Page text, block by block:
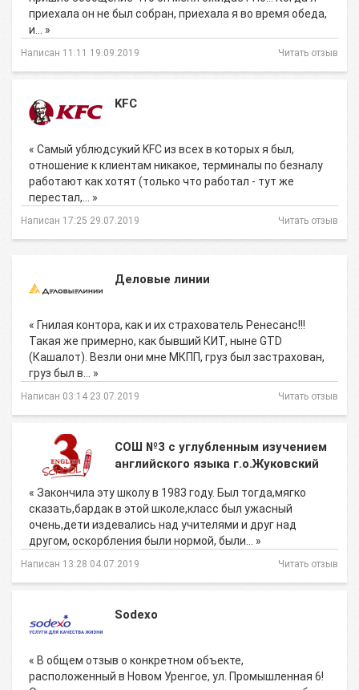
приехала он не был собран, приехала я во время обеда,
и… »
Написан 11:11 19.09.2019 Читать отзыв
KFC
« Самый ублюдсукий KFC из всех в которых я был,
отношение к клиентам никакое, терминалы по безналу
работают как хотят (только что работал - тут же
перестал,… »
Написан 17:25 29.07.2019 Читать отзыв
Деловые линии
« Гнилая контора, как и их страхователь Ренесанс!!!
Такая же примерно, как бывший КИТ, ныне GTD
(Кашалот). Везли они мне МКПП, груз был застрахован,
груз был в… »
Написан 03:14 23.07.2019 Читать отзыв
СОШ №3 с углубленным изучением
английского языка г.о.Жуковский
« Закончила эту школу в 1983 году. Был тогда,мягко
сказать,бардак в этой школе,класс был ужасный
очень,дети издевались над учителями и друг над
другом, оскорбления были нормой, были… »
Написан 13:28 04.07.2019 Читать отзыв
Sodexo
« В общем отзыв о конкретном объекте,
расположенный в Новом Уренгое, ул. Промышленная 6!